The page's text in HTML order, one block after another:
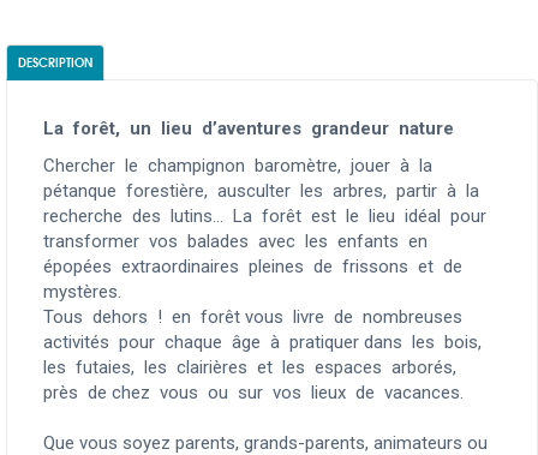
DESCRIPTION
La forêt, un lieu d’aventures grandeur nature
Chercher le champignon baromètre, jouer à la
pétanque forestière, ausculter les arbres, partir à la
recherche des lutins... La forêt est le lieu idéal pour
transformer vos balades avec les enfants en
épopées extraordinaires pleines de frissons et de
mystères.
Tous dehors ! en forêt vous livre de nombreuses
activités pour chaque âge à pratiquer dans les bois,
les futaies, les clairières et les espaces arborés,
près de chez vous ou sur vos lieux de vacances.
Que vous soyez parents, grands-parents, animateurs ou